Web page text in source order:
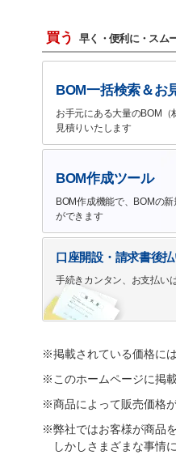
買う 早く・便利に・スム
BOM一括検索＆お
お手元にある大量のBOM
見積りいたします
BOM作成ツール
BOM作成機能で、BOMの
ができます
口座開設・請求書後
手続きカンタン、お支払い
※掲載されている価格に
※このホームページに掲
※商品によって販売価格
※弊社ではお客様が商品
しかしさまざまな事情